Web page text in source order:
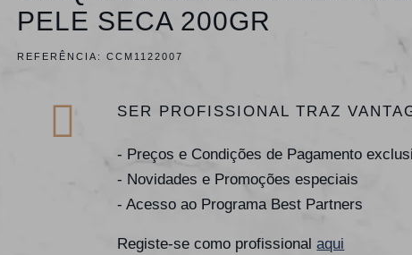
PELE SECA 200GR
REFERÊNCIA: CCM1122007
SER PROFISSIONAL TRAZ
- Preços e Condições de Pagamento
- Novidades e Promoções especiais
- Acesso ao Programa Best Partners
Registe-se como profissionalaqui